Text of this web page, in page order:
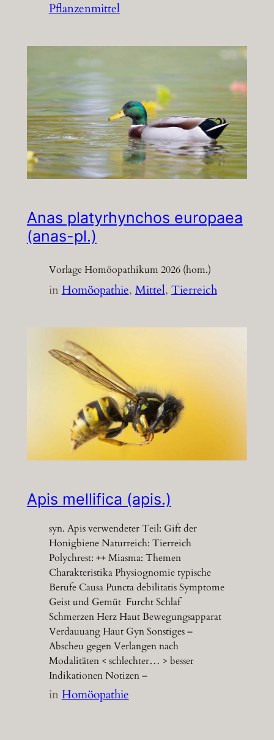
Pflanzenmittel
Anas platyrhynchos europaea
(anas-pl.)
Vorlage Homöopathikum 2026 (hom.)
inHomöopathie, Mittel, Tierreich
Apis mellifica (apis.)
syn. Apis verwendeter Teil: Gift der
Honigbiene Naturreich: Tierreich
Polychrest: ++ Miasma: Themen
Charakteristika Physiognomie typische
Berufe Causa Puncta debilitatis Symptome
Geist und Gemüt Furcht Schlaf
Schmerzen Herz Haut Bewegungsapparat
Verdauuang Haut Gyn Sonstiges –
Abscheu gegen Verlangen nach
Modalitäten < schlechter… > besser
Indikationen Notizen –
inHomöopathie